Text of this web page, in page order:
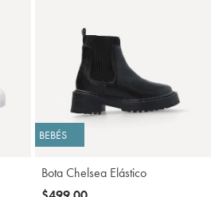
BEBÉS
Bota Chelsea Elástico